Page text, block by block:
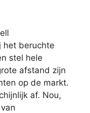
het beruchte
stel hele
afstand zijn
op de markt.
af. Nou,